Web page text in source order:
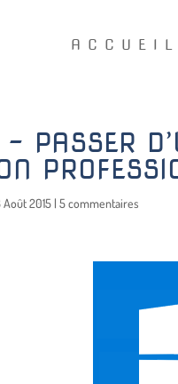
ACCUEIL
PASSER
Août 2015| 5 commentaires